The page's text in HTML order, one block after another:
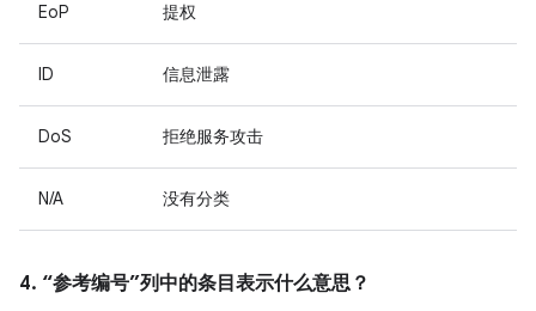
EoP 提权
ID 信息泄露
DoS 拒绝服务攻击
N/A 没有分类
4. “参考编号”列中的条目表示什么意思？